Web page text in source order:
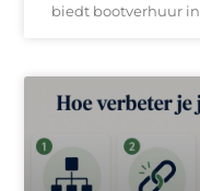
biedt bootverhuur in